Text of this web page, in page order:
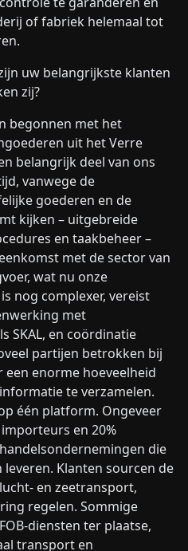
of fabriek helemaal tot
uw belangrijkste klanten
zij?
begonnen met het
uit het Verre
belangrijk deel van ons
vanwege de
goederen en de
kijken – uitgebreide
en taakbeheer –
met de sector van
wat nu onze
nog complexer, vereist
met
SKAL, en coördinatie
partijen betrokken bij
enorme hoeveelheid
te verzamelen.
één platform. Ongeveer
en 20%
die
Klanten sourcen de
en zeetransport,
regelen. Sommige
diensten ter plaatse,
transport en